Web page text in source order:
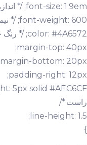
font-size: 1.9em; /* اندازه فونت متوسط برای زیربخش‌ها */
font-weight: 600; /* نیمه‌پررنگ */
color: #4A6572; /* رنگ خاکستری-آبی متوسط */
margin-top: 40px;
margin-bottom: 20px;
padding-right: 12px;
راست */
line-height: 1.5;
}